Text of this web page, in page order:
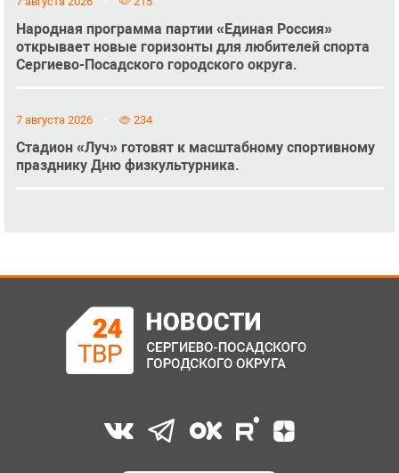
Народная программа партии «Единая Россия»
открывает новые горизонты для любителей спорта
Сергиево-Посадского городского округа.
7 августа 2026 234
Стадион «Луч» готовят к масштабному спортивному
празднику Дню физкультурника.